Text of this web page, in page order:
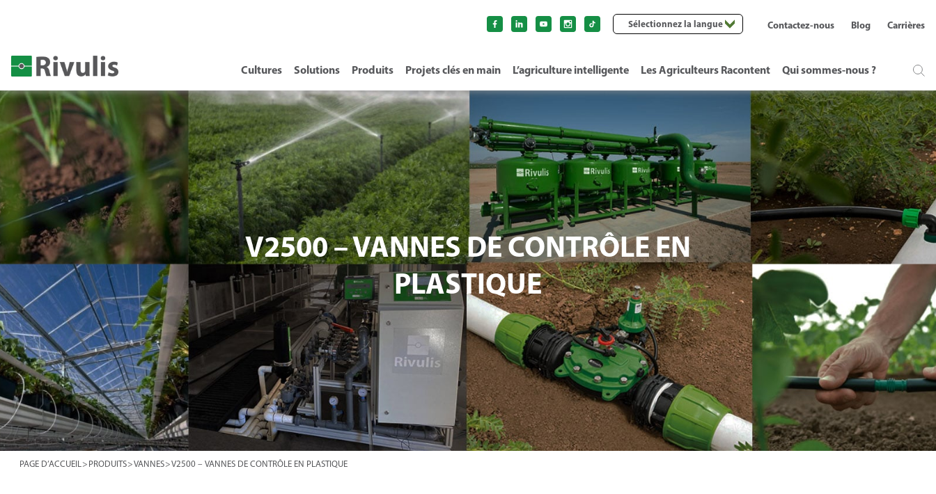
Cultures Solutions Produits Projets clés en main L’agriculture intelligente Les Agriculteurs Racontent Qui sommes-nous ?
Contactez-nous Blog Carrières
Sélectionnez la langue
V2500 – VANNES DE CONTRÔLE EN
PLASTIQUE
PAGE D’ACCUEIL> PRODUITS>VANNES>V2500 – VANNES DE CONTRÔLE EN PLASTIQUE